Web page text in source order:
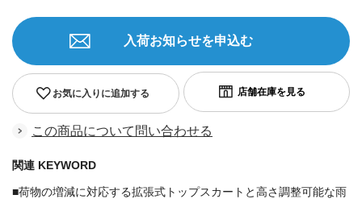
お気に入りに追加する
入荷お知らせを申込む
この商品について問い合わせる
関連 KEYWORD
■荷物の増減に対応する拡張式トップスカートと高さ調整可能な雨